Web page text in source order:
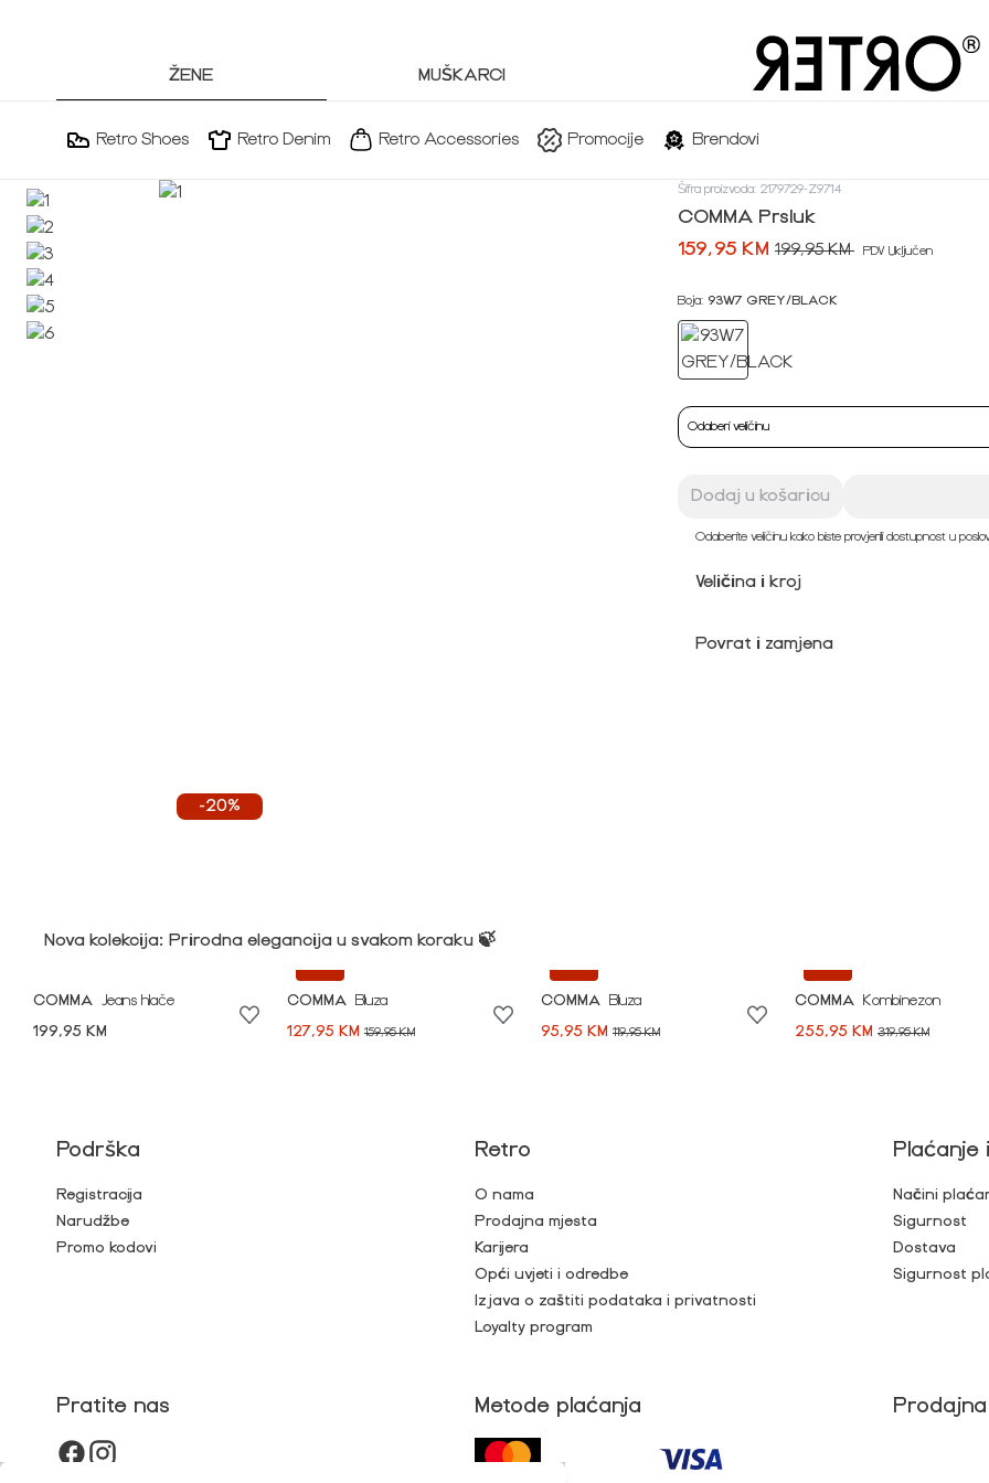
ŽENE MUŠKARCI
Retro Shoes Retro Denim Retro Accessories Promocije Brendovi
-20%
Šifra proizvoda: 2179729-Z9714
COMMA Prsluk
159,95 KM 199,95 KM PDV Uključen
Boja: 93W7 GREY/BLACK
Odaberi veličinu
Dodaj u košaricu
Odaberite veličinu kako biste provjerili dostupnost u
Veličina i kroj
Povrat i zamjena
Nova kolekcija: Prirodna elegancija u svakom koraku 🍃
COMMA Jeans hlače
199,95 KM
COMMA
Bluza
127,95 KM 159,95 KM
COMMA
Bluza
95,95 KM 119,95 KM
COMMA
Kombinezon
255,95 KM 319,95 KM
Podrška
Registracija
Narudžbe
Promo kodovi
Retro
O nama
Prodajna mjesta
Karijera
Opći uvjeti i odredbe
Izjava o zaštiti podataka i privatnosti
Loyalty program
Plaćanje
Načini
Sigurnost
Dostava
Sigurnost
Pratite nas Metode plaćanja